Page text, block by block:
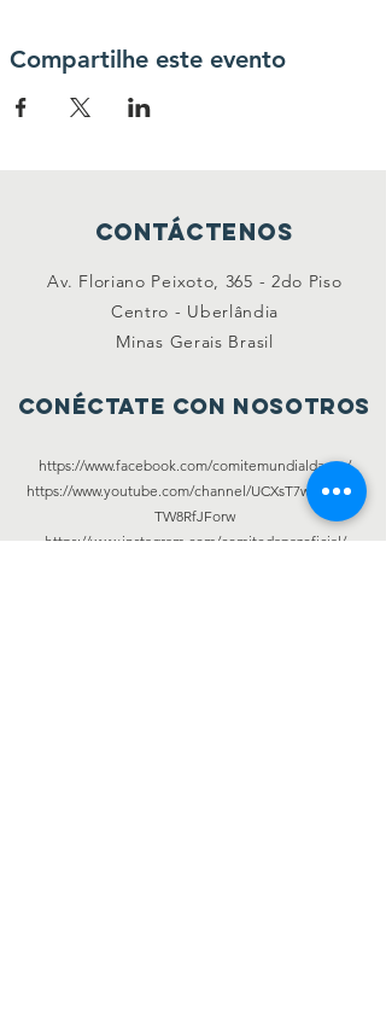
Compartilhe este evento
Contáctenos
Av. Floriano Peixoto, 365 - 2do Piso
Centro - Uberlândia
Minas Gerais Brasil
Conéctate con nosotros
https://www.facebook.com/comitemundialdapaz/
https://www.youtube.com/channel/UCXsT7w69J3C5q
TW8RfJForw
https://www.instagram.com/comitedapazoficial/